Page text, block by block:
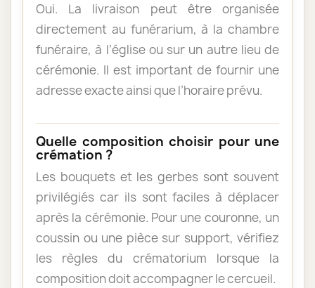
Oui. La livraison peut être organisée
directement au funérarium, à la chambre
funéraire, à l’église ou sur un autre lieu de
cérémonie. Il est important de fournir une
adresse exacte ainsi que l’horaire prévu.
Quelle composition choisir pour une
crémation ?
Les bouquets et les gerbes sont souvent
privilégiés car ils sont faciles à déplacer
après la cérémonie. Pour une couronne, un
coussin ou une pièce sur support, vérifiez
les règles du crématorium lorsque la
composition doit accompagner le cercueil.